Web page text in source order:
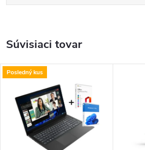
Súvisiaci tovar
Posledný kus